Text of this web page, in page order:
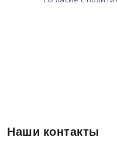
Наши контакты